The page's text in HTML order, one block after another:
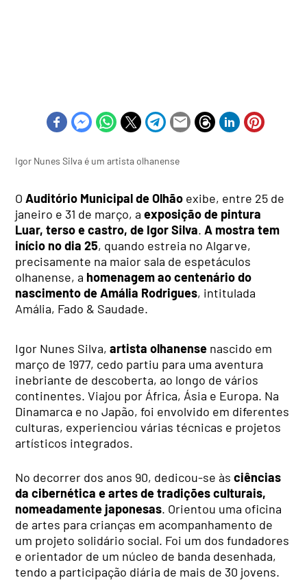
Igor Nunes Silva é um artista olhanense
OAuditório Municipal de Olhão exibe, entre 25 de
janeiro e 31 de março, aexposição de pintura
Luar, terso e castro, de Igor Silva. A mostra tem
início no dia 25, quando estreia no Algarve,
precisamente na maior sala de espetáculos
olhanense, a homenagem ao centenário do
nascimento de Amália Rodrigues, intitulada
Amália, Fado & Saudade.
Igor Nunes Silva,artista olhanense nascido em
março de 1977, cedo partiu para uma aventura
inebriante de descoberta, ao longo de vários
continentes. Viajou por África, Ásia e Europa. Na
Dinamarca e no Japão, foi envolvido em diferentes
culturas, experienciou várias técnicas e projetos
artísticos integrados.
No decorrer dos anos 90, dedicou-se às ciências
da cibernética e artes de tradições culturais,
nomeadamente japonesas. Orientou uma oficina
de artes para crianças em acompanhamento de
um projeto solidário social. Foi um dos fundadores
e orientador de um núcleo de banda desenhada,
tendo a participação diária de mais de 30 jovens.